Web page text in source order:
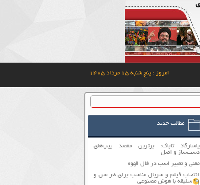
امروز : پنج شنبه ۱۵ مرداد ۱۴۰۵
مطالب جدید
پاسارگاد تاباک: برترین مقصد پیپ‌های
دست‌ساز و اصل
معنی و تعبیر اسب در فال قهوه
انتخاب فیلم و سریال مناسب برای هر سن و
سلیقه با هوش مصنوعی